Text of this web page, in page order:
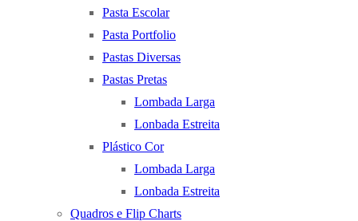
Pasta Escolar
Pasta Portfolio
Pastas Diversas
Pastas Pretas
Lombada Larga
Lonbada Estreita
Plástico Cor
Lombada Larga
Lonbada Estreita
Quadros e Flip Charts